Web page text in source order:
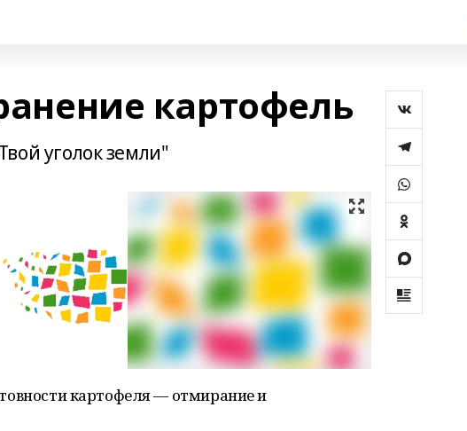
картофель
уголок земли"
картофеля — отмирание и